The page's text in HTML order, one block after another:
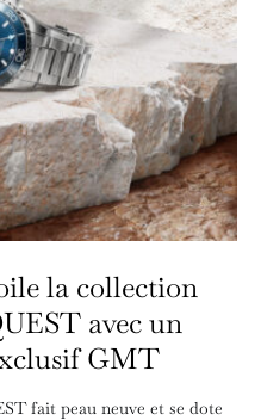
la collection
avec un
GMT
fait peau neuve et se dote